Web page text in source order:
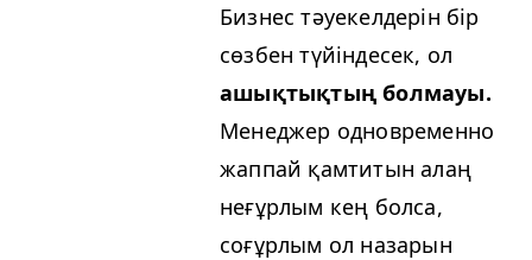
Бизнес тәуекелдерін бір
сөзбен түйіндесек, ол
ашықтықтың болмауы.
Менеджер одновременно
жаппай қамтитын алаң
неғұрлым кең болса,
соғұрлым ол назарын